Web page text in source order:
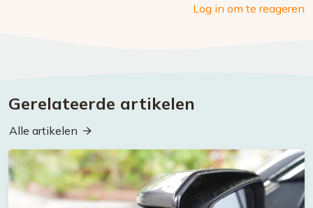
Log in om te reageren
Gerelateerde artikelen
Alle artikelen